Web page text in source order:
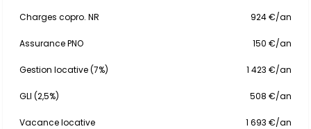
Charges copro. NR 924 €/an
Assurance PNO 150 €/an
Gestion locative (7%) 1 423 €/an
GLI (2,5%) 508 €/an
Vacance locative 1 693 €/an